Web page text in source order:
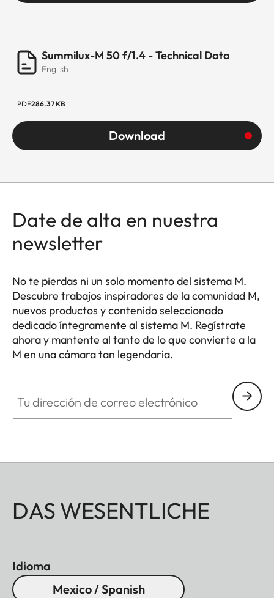
increment
Smallest aperture
Number of diaphragm
12
Bayonet
Leica M
6-bit
Lens hood
Click-on
(included)
Dimensions
mm/71 mm
(with lens
Weight
Approx. 417 g
Summilux-M 50 f/1.4 - Technical Data
English
PDF286.37 KB
Download
Date de alta en nuestra
newsletter
No te pierdas ni un solo momento del sistema M.
Descubre trabajos inspiradores de la comunidad M,
nuevos productos y contenido seleccionado
dedicado íntegramente al sistema M. Regístrate
ahora y mantente al tanto de lo que convierte a la
M en una cámara tan legendaria.
DAS WESENTLICHE
Idioma
Mexico / Spanish